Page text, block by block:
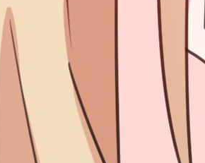
布鲁克是个私有音频播放器、可上传音频
播放、社群背景音乐、专属机器人播放，
支持角色权限控制等
Mr
RollBot
一个简单的随机数/签到机器人